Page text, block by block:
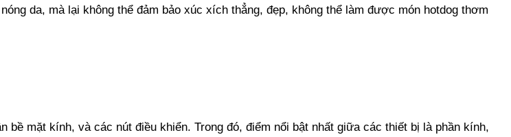
da, mà lại không thể đảm bảo xúc xích thẳng, đẹp, không thể làm được món hotdog thơm
mặt kính, và các nút điều khiển. Trong đó, điểm nổi bật nhất giữa các thiết bị là phần kính,